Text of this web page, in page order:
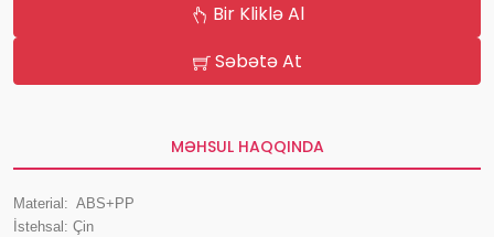
Bir Kliklə Al
Səbətə At
MƏHSUL HAQQINDA
Material: ABS+PP
İstehsal: Çin